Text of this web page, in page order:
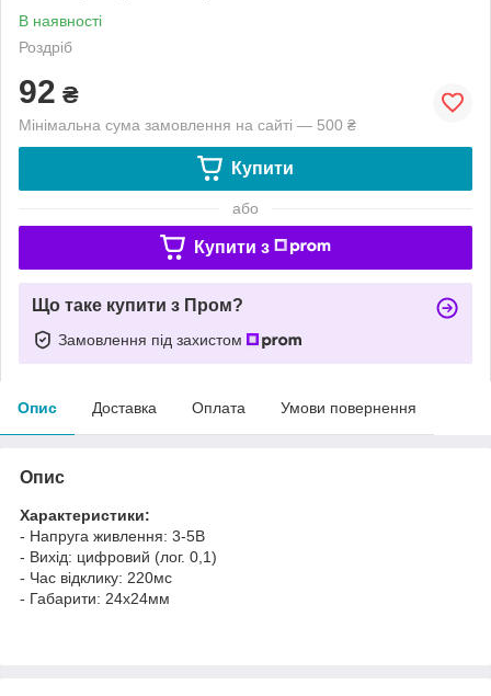
В наявності
Роздріб
92 ₴
Мінімальна сума замовлення на сайті — 500 ₴
Купити
або
Купити з
Що таке купити з Пром?
Замовлення під захистом
Опис Доставка Оплата Умови повернення
Опис
Характеристики:
- Напруга живлення: 3-5В
- Вихід: цифровий (лог. 0,1)
- Час відклику: 220мс
- Габарити: 24х24мм